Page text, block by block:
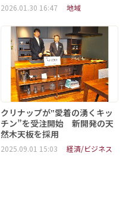
2026.01.30 16:47 地域
クリナップが‟愛着の湧くキッ
チン”を受注開始 新開発の天
然木天板を採用
2025.09.01 15:03 経済/ビジネス